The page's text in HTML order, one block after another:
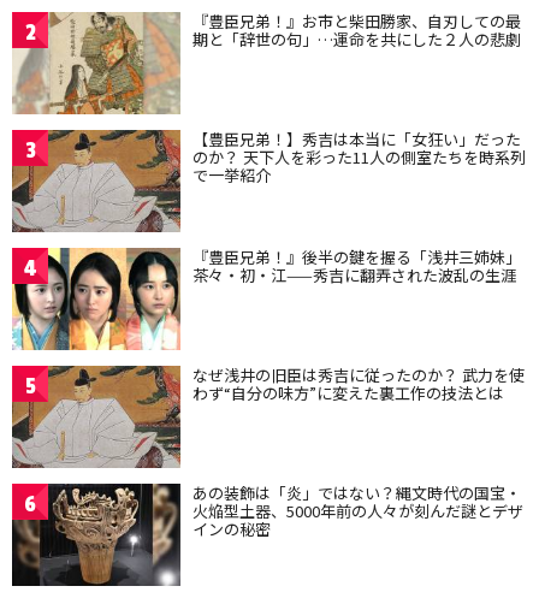
2 『豊臣兄弟！』お市と柴田勝家、自刃しての最
期と「辞世の句」…運命を共にした２人の悲劇
3 【豊臣兄弟！】秀吉は本当に「女狂い」だった
のか？ 天下人を彩った11人の側室たちを時系列
で一挙紹介
4 『豊臣兄弟！』後半の鍵を握る「浅井三姉妹」
茶々・初・江——秀吉に翻弄された波乱の生涯
5 なぜ浅井の旧臣は秀吉に従ったのか？ 武力を使
わず“自分の味方”に変えた裏工作の技法とは
6 あの装飾は「炎」ではない？縄文時代の国宝・
火焔型土器、5000年前の人々が刻んだ謎とデザ
インの秘密